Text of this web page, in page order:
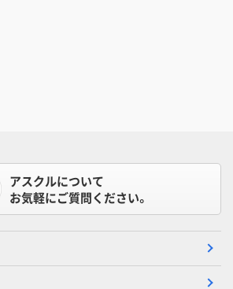
アスクルについて
お気軽にご質問ください。